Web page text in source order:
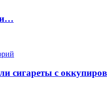
сигареты с